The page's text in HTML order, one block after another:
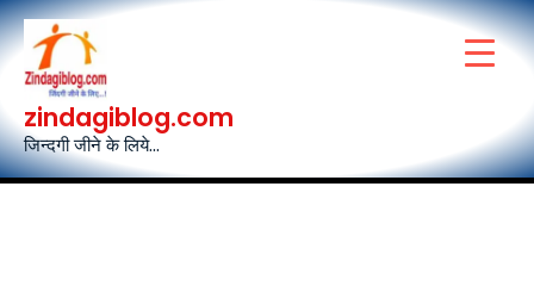
Skip
to
content
zindagiblog.com
जिन्दगी जीने के लिये...